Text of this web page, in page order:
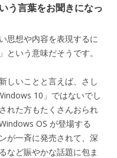
う言葉をお聞きになっ
思想や内容を表現するに
という意味だそうです。
しいことと言えば、さし
10」ではないでし
れた方もたくさんおられ
OS が登場する
が一斉に発売されて、深
など賑やかな話題に包ま